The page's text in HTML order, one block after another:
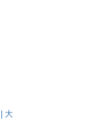
大